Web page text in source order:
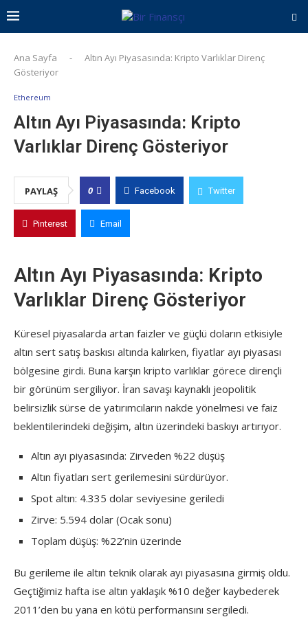
Ana Sayfa -
Altın Ayı Piyasasında: Kripto Varlıklar Direnç
Gösteriyor
Ethereum
Altın Ayı Piyasasında: Kripto
Varlıklar Direnç Gösteriyor
PAYLAŞ 0 Facebook Twitter
Pinterest Email
Altın Ayı Piyasasında: Kripto
Varlıklar Direnç Gösteriyor
Küresel piyasalarda artan faizler ve güçlü doların etkisiyle
altın sert satış baskısı altında kalırken, fiyatlar ayı piyasası
bölgesine girdi. Buna karşın kripto varlıklar görece dirençli
bir görünüm sergiliyor. İran savaşı kaynaklı jeopolitik
belirsizlik sürse de yatırımcıların nakde yönelmesi ve faiz
beklentilerindeki değişim, altın üzerindeki baskıyı artırıyor.
Altın ayı piyasasında: Zirveden %22 düşüş
Altın fiyatları sert gerilemesini sürdürüyor.
Spot altın: 4.335 dolar seviyesine geriledi
Zirve: 5.594 dolar (Ocak sonu)
Toplam düşüş: %22’nin üzerinde
Bu gerileme ile altın teknik olarak ayı piyasasına girmiş oldu.
Geçtiğimiz hafta ise altın yaklaşık %10 değer kaybederek
2011’den bu yana en kötü performansını sergiledi.